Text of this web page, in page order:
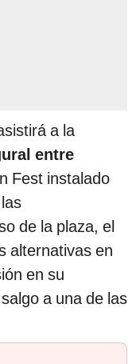
a la
entre
Fest instalado
de la plaza, el
alternativas en
en su
a una de las